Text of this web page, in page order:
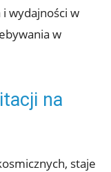
wydajności w
w
na
staje